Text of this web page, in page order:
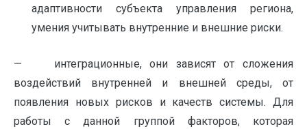
адаптивности субъекта управления региона,
умения учитывать внутренние и внешние риски.
— интеграционные, они зависят от сложения
воздействий внутренней и внешней среды, от
появления новых рисков и качеств системы. Для
работы с данной группой факторов, которая